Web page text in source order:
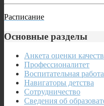
Расписание
Основные разделы
Анкета оценки
Профессионалитет
Воспитательная работа
Навигаторы детства
Сотрудничество
Сведения об